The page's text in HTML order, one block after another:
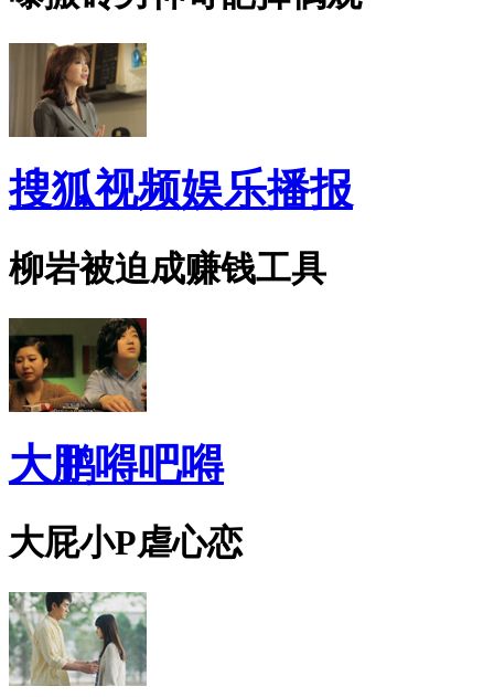
搜狐视频娱乐播报
柳岩被迫成赚钱工具
大鹏嘚吧嘚
大屁小P虐心恋